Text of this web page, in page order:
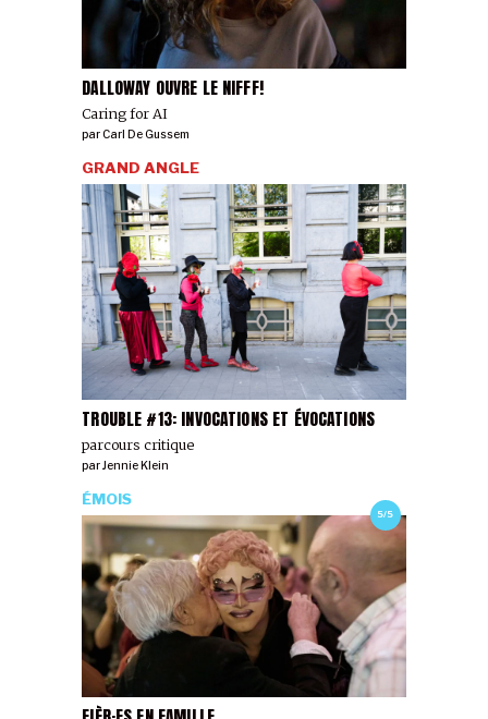
DALLOWAY OUVRE LE NIFFF!
Caring for AI
parCarl De Gussem
TROUBLE #13: INVOCATIONS ET ÉVOCATIONS
parcours critique
GRAND ANGLE
parJennie Klein
5/5
ÉMOIS